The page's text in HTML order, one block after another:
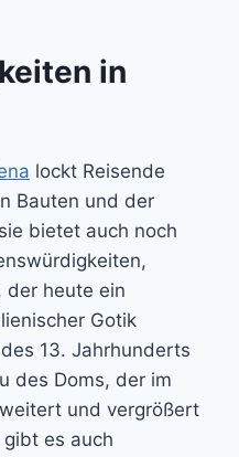
in
lockt Reisende
Bauten und der
bietet auch noch
der heute ein
Gotik
13. Jahrhunderts
des Doms, der im
und vergrößert
es auch